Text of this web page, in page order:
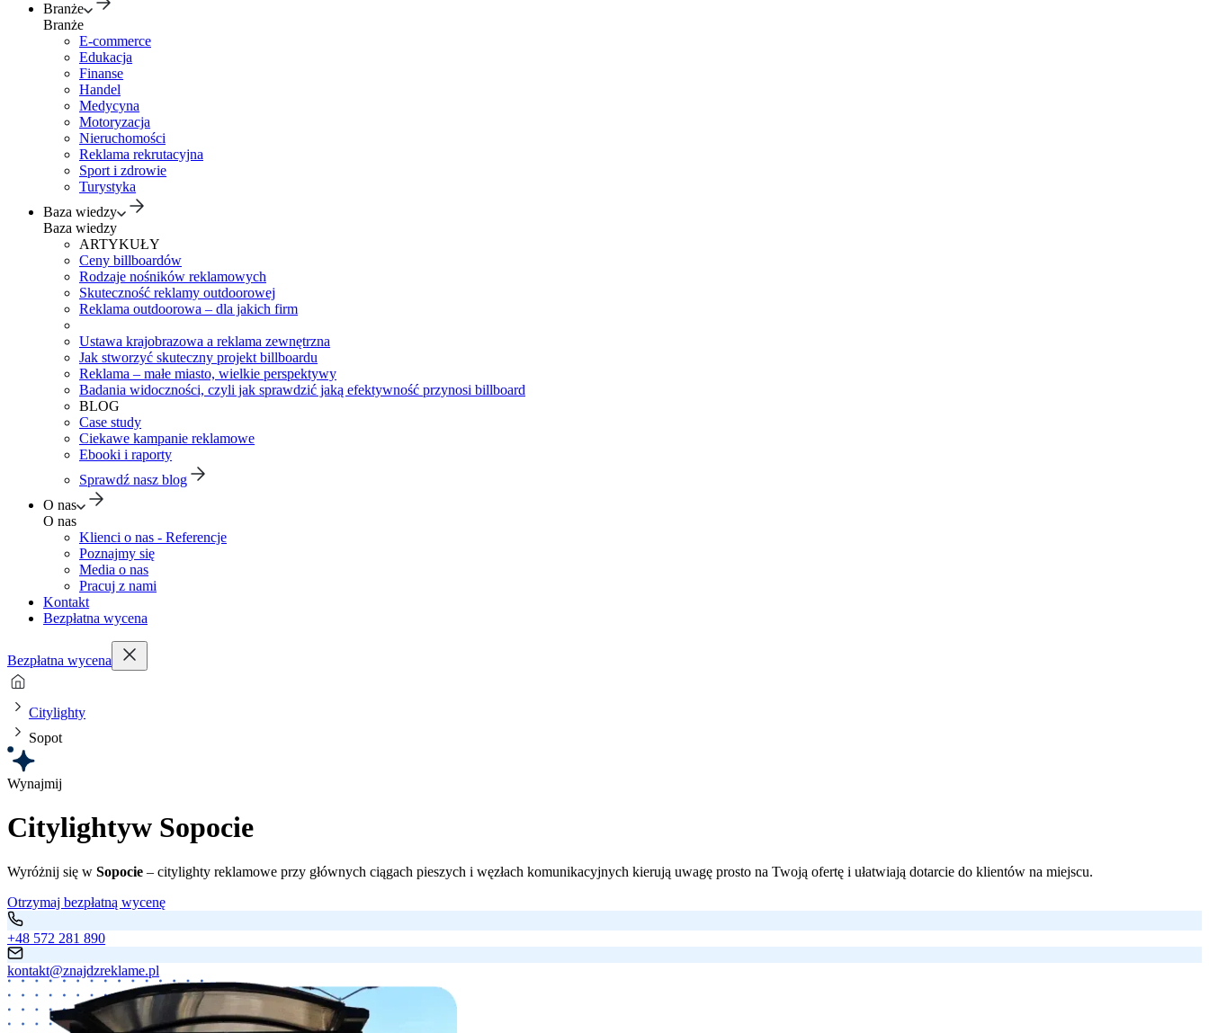
Branże
Branże
E-commerce
Edukacja
Finanse
Handel
Medycyna
Motoryzacja
Nieruchomości
Reklama rekrutacyjna
Sport i zdrowie
Turystyka
Baza wiedzy
Baza wiedzy
ARTYKUŁY
Ceny billboardów
Rodzaje nośników reklamowych
Skuteczność reklamy outdoorowej
Reklama outdoorowa – dla jakich firm
Ustawa krajobrazowa a reklama zewnętrzna
Jak stworzyć skuteczny projekt billboardu
Reklama – małe miasto, wielkie perspektywy
Badania widoczności, czyli jak sprawdzić jaką efektywność przynosi billboard
BLOG
Case study
Ciekawe kampanie reklamowe
Ebooki i raporty
Sprawdź nasz blog
O nas
O nas
Klienci o nas - Referencje
Poznajmy się
Media o nas
Pracuj z nami
Kontakt
Bezpłatna wycena
Bezpłatna wycena
Citylighty
Sopot
Wynajmij
Citylightyw Sopocie
Wyróżnij się w Sopocie – citylighty reklamowe przy głównych ciągach pieszych i węzłach komunikacyjnych kierują uwagę prosto na Twoją ofertę i ułatwiają dotarcie do klientów na miejscu.
Otrzymaj bezpłatną wycenę
+48 572 281 890
kontakt@znajdzreklame.pl